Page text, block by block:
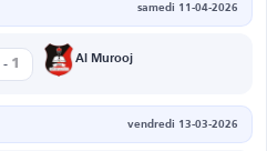
samedi 11-04-2026
- 1 Al Murooj
vendredi 13-03-2026